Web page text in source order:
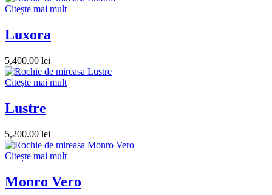
Citește mai mult
Luxora
5,400.00 lei
Citește mai mult
Lustre
5,200.00 lei
Citește mai mult
Monro Vero